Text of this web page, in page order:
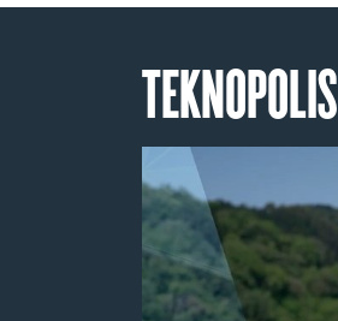
TEKNOPOLIS